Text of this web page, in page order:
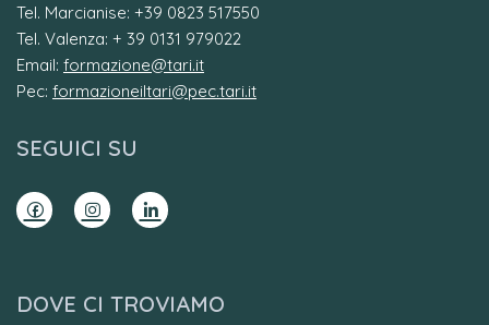
Tel. Marcianise: +39 0823 517550
Tel. Valenza: + 39 0131 979022
Email: formazione@tari.it
Pec: formazioneiltari@pec.tari.it
SEGUICI SU
DOVE CI TROVIAMO